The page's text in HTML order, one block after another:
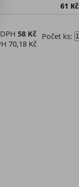
61 Kč
Počet ks:
58 Kč
70,18 Kč